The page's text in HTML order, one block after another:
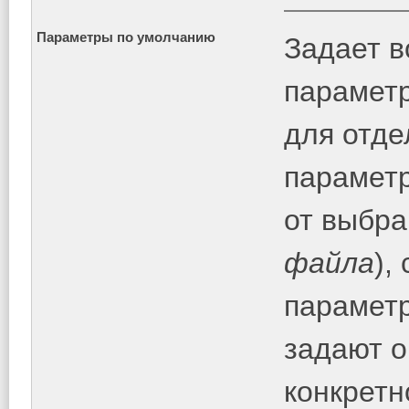
Параметры по умолчанию
Задает
для
от
файла),
задают